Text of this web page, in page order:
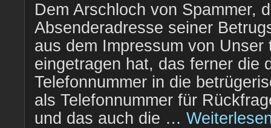
Dem Arschloch von Spammer,
Absenderadresse seiner
aus dem Impressum von Unser
eingetragen hat, das ferner die
Telefonnummer in die
als Telefonnummer für
und das auch die …